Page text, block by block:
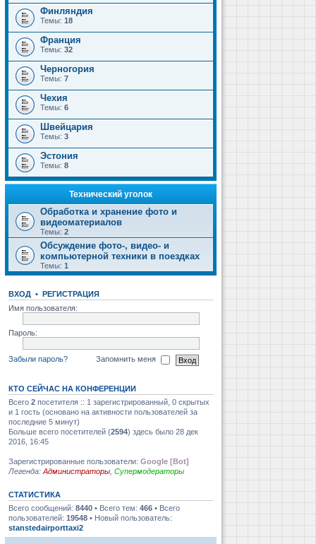
Финляндия
Темы: 18
Франция
Темы: 32
Черногория
Темы: 7
Чехия
Темы: 6
Швейцария
Темы: 3
Эстония
Темы: 8
Технический уголок
Обработка и хранение фото и
видеоматериалов
Темы: 2
Обсуждение фото-, видео- и
компьютерной техники в поездках
Темы: 1
ВХОД • РЕГИСТРАЦИЯ
Имя пользователя:
Пароль:
Забыли пароль? Запомнить меня
КТО СЕЙЧАС НА КОНФЕРЕНЦИИ
Всего 2 посетителя :: 1 зарегистрированный, 0 скрытых
и 1 гость (основано на активности пользователей за
последние 5 минут)
Больше всего посетителей (2594) здесь было 28 дек
2016, 16:45
Зарегистрированные пользователи: Google [Bot]
Легенда: Администраторы Супермодераторы
СТАТИСТИКА
Всего сообщений: 8440 • Всего тем: 466 • Всего
пользователей: 19548 • Новый пользователь:
stanstedairporttaxi2